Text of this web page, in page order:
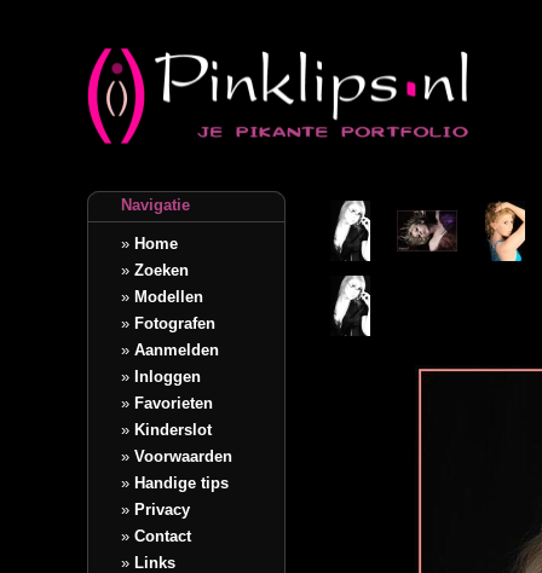
Navigatie
» Home
» Zoeken
» Modellen
» Fotografen
» Aanmelden
» Inloggen
» Favorieten
» Kinderslot
» Voorwaarden
» Handige tips
» Privacy
» Contact
» Links